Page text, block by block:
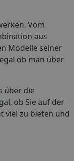
Vom
aus
Modelle seiner
ob man über
über die
ob Sie auf der
viel zu bieten und